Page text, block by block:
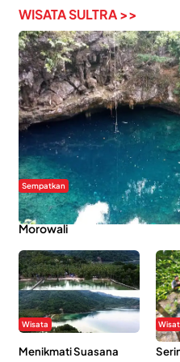
WISATA SULTRA >>
Sempatkan
Danau Rebi-Rebi, Pesona
Morowali
Wisata
Menikmati Suasana